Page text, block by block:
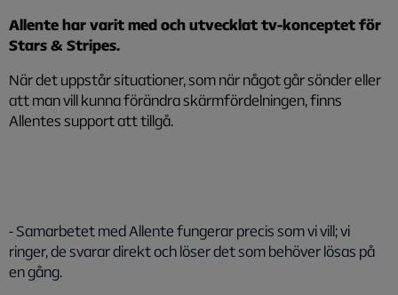
Allente har varit med och utvecklat tv-konceptet för
Stars & Stripes.
När det uppstår situationer, som när något går sönder eller
att man vill kunna förändra skärmfördelningen, finns
Allentes support att tillgå.
- Samarbetet med Allente fungerar precis som vi vill; vi
ringer, de svarar direkt och löser det som behöver lösas på
en gång.